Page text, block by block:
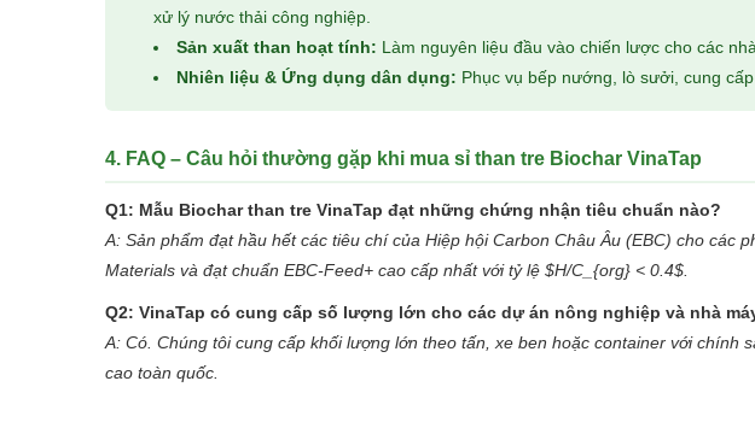
xử lý nước thải công nghiệp.
Sản xuất than hoạt tính: Làm nguyên liệu đầu vào chiến lược cho các
Nhiên liệu & Ứng dụng dân dụng: Phục vụ bếp nướng, lò sưởi, cung
4. FAQ – Câu hỏi thường gặp khi mua sỉ than tre Biochar VinaTap
Q1: Mẫu Biochar than tre VinaTap đạt những chứng nhận tiêu chuẩn nào?
A: Sản phẩm đạt hầu hết các tiêu chí của Hiệp hội Carbon Châu Âu (EBC) cho các
Materials và đạt chuẩn EBC-Feed+ cao cấp nhất với tỷ lệ $H/C_{org} < 0.4$.
Q2: VinaTap có cung cấp số lượng lớn cho các dự án nông nghiệp và nhà
A: Có. Chúng tôi cung cấp khối lượng lớn theo tấn, xe ben hoặc container với chính
cao toàn quốc.